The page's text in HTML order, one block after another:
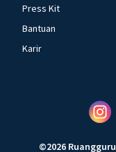
Press Kit
Bantuan
Karir
©2026 Ruangguru